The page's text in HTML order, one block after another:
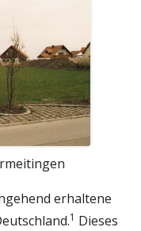
erhaltene
1 Dieses